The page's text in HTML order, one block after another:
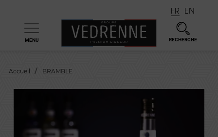
MENU RECHERCHE
FR EN
Accueil BRAMBLE